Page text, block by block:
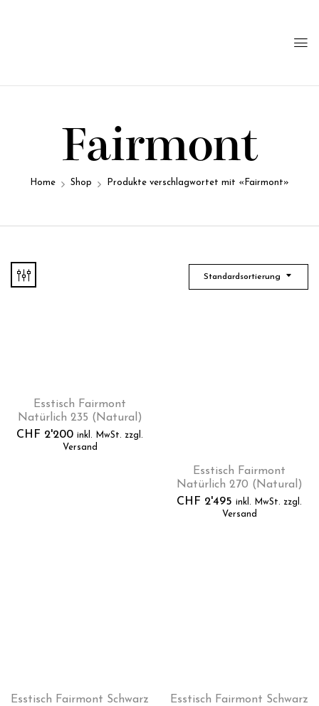
Fairmont
Home Shop Produkte verschlagwortet mit «Fairmont»
Standardsortierung
Esstisch Fairmont
Natürlich 235 (Natural)
CHF 2'200 inkl. MwSt. zzgl.
Versand
Esstisch Fairmont
Natürlich 270 (Natural)
CHF 2'495 inkl. MwSt. zzgl.
Versand
Esstisch Fairmont Schwarz
Esstisch Fairmont Schwarz